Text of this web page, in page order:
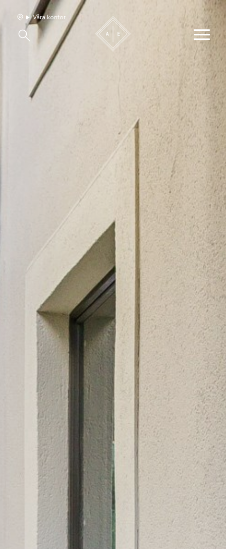
Sälj med oss
Bevakning
Franchise
Om oss
Vårt team
Jobba med oss
Våra kontor